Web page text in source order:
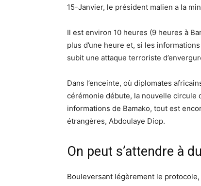
15-Janvier, le président malien a la
Il est environ 10 heures (9 heures à
plus d’une heure et, si les
subit une attaque terroriste
Dans l’enceinte, où diplomates
cérémonie débute, la nouvelle circule
informations de Bamako, tout est
étrangères, Abdoulaye Diop.
On peut s’attendre à
Bouleversant légèrement le